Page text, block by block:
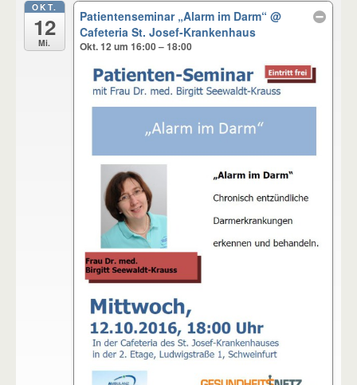
OKT.
12
Mi.
Patientenseminar „Alarm im Darm“@
Cafeteria St. Josef-Krankenhaus
Okt. 12 um 16:00 – 18:00